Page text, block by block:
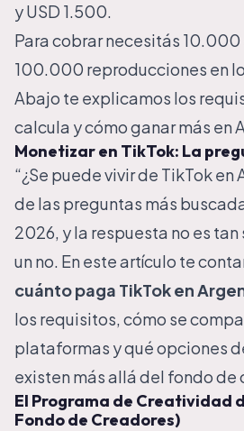
y USD 1.500.
Para cobrar necesitás
100.000 reproducciones en
Abajo te explicamos los
calcula y cómo ganar más en
Monetizar en TikTok: La
“¿Se puede vivir de TikTok en
de las preguntas más
2026, y la respuesta no es tan
un no. En este artículo te
cuánto paga TikTok en
los requisitos, cómo se
plataformas y qué opciones
existen más allá del fondo de
El Programa de Creatividad
Fondo de Creadores)